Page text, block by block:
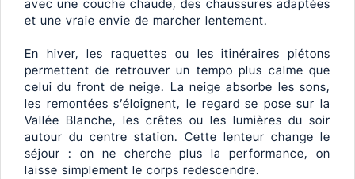
avec une couche chaude, des chaussures adaptées
et une vraie envie de marcher lentement.
En hiver, les raquettes ou les itinéraires piétons
permettent de retrouver un tempo plus calme que
celui du front de neige. La neige absorbe les sons,
les remontées s’éloignent, le regard se pose sur la
Vallée Blanche, les crêtes ou les lumières du soir
autour du centre station. Cette lenteur change le
séjour : on ne cherche plus la performance, on
laisse simplement le corps redescendre.